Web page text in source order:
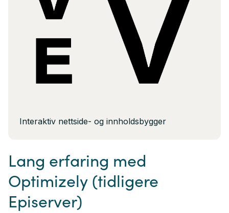
Interaktiv nettside- og innholdsbygger
Lang erfaring med
Optimizely (tidligere
Episerver)